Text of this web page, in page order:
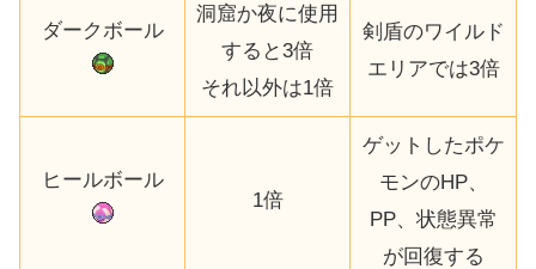
ダークボール
洞窟か夜に使用
すると3倍
それ以外は1倍
剣盾のワイルド
エリアでは3倍
ヒールボール
1倍
ゲットしたポケ
モンのHP、
PP、状態異常
が回復する